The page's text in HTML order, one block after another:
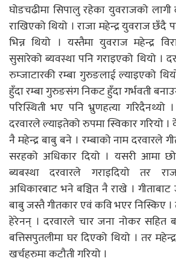
घोडचढीमा सिपालु रहेका युवराजको लागी
राखिएको थियो । राजा महेन्द्र युवराज
भिन्न थियो । यस्तैमा युवराज महेन्द्र
सुसारेको ब्यवस्था पनि गराइएको थियो ।
रुम्जाटारकी रम्बा गुरुङलाई ल्याइएको
हुँदा रम्बा गुरुङसंग निकट हुँदा गर्भवती
परिस्थिती भए पनि भ्रुणहत्या गरिदैनथ्यो
दरवारले ल्याइतेको रुपमा स्विकार गरियो
नै महेन्द्र बाबु बने । रम्बाको नाम दरवारले
सरहको अधिकार दियो । यसरी आमा
ब्यबस्था दरवारले गराइदियो तर
अधिकारबाट भने बञ्चित नै राखे । गीताबाट
बाबु जस्तै गीतकार एवं कवि भएर निस्किए
हेरेनन् । दरवारले चार जना नोकर सहित
बत्तिसपुतलीमा घर दिएको थियो । तर
खर्चहरुमा कटौती गरियो ।